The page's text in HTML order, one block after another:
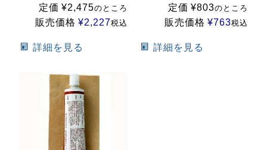
定価 ¥2,475のところ
販売価格 ¥2,227税込
詳細を見る
定価 ¥803のところ
販売価格 ¥763税込
詳細を見る